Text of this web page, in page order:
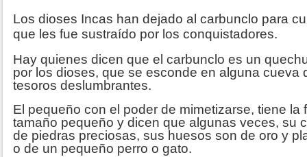
Los dioses Incas han dejado al carbunclo para
que les fue sustraído por los conquistadores.
Hay quienes dicen que el carbunclo es un
por los dioses, que se esconde en alguna cueva
tesoros deslumbrantes.
El pequeño con el poder de mimetizarse, tiene la
tamaño pequeño y dicen que algunas veces, su
de piedras preciosas, sus huesos son de oro y
o de un pequeño perro o gato.